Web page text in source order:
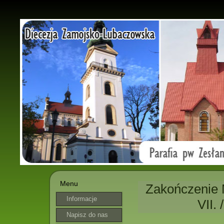
Menu
Informacje
parafialne
Napisz do nas
Zakończenie
VII.